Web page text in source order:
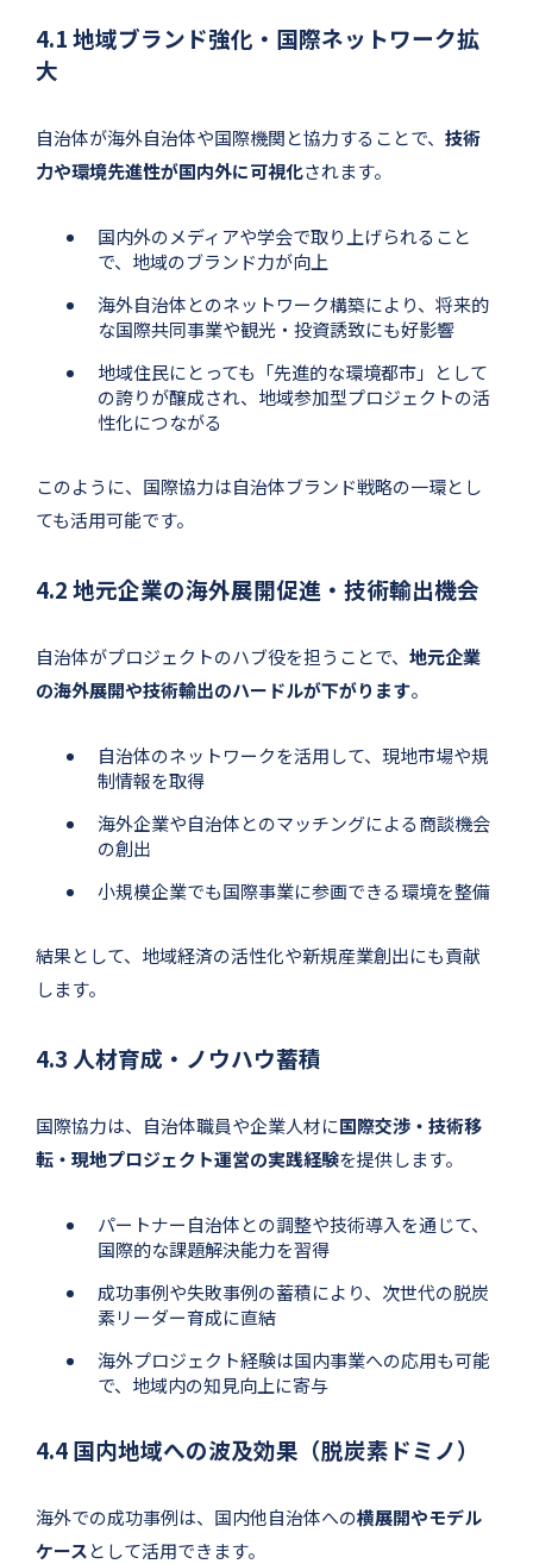
4.1 地域ブランド強化・国際ネットワーク拡
大
自治体が海外自治体や国際機関と協力することで、 技術
力や環境先進性が国内外に可視化されます。
国内外のメディアや学会で取り上げられること
で、地域のブランド力が向上
海外自治体とのネットワーク構築により、将来的
な国際共同事業や観光・投資誘致にも好影響
地域住民にとっても「先進的な環境都市」として
の誇りが醸成され、地域参加型プロジェクトの活
性化につながる
このように、国際協力は自治体ブランド戦略の一環とし
ても活用可能です。
4.2 地元企業の海外展開促進・技術輸出機会
自治体がプロジェクトのハブ役を担うことで、 地元企業
の海外展開や技術輸出のハードルが下がります。
自治体のネットワークを活用して、現地市場や規
制情報を取得
海外企業や自治体とのマッチングによる商談機会
の創出
小規模企業でも国際事業に参画できる環境を整備
結果として、地域経済の活性化や新規産業創出にも貢献
します。
4.3 人材育成・ノウハウ蓄積
国際協力は、自治体職員や企業人材に国際交渉・技術移
転・現地プロジェクト運営の実践経験を提供します。
パートナー自治体との調整や技術導入を通じて、
国際的な課題解決能力を習得
成功事例や失敗事例の蓄積により、次世代の脱炭
素リーダー育成に直結
海外プロジェクト経験は国内事業への応用も可能
で、地域内の知見向上に寄与
4.4 国内地域への波及効果（脱炭素ドミノ）
海外での成功事例は、国内他自治体への横展開やモデル
ケースとして活用できます。